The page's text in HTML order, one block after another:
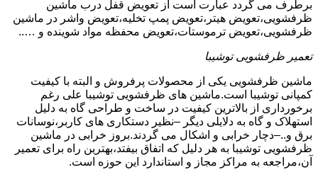
برطرف می گردد عبارت است از تعویض قفل درب ماشین
ظرفشویی،تعویض هیتر،تعویض پمپ تخلیه،تعویض واشر در ماشین
ظرفشویی،تعویض ترموستات،تعویض محفظه مواد شوینده و …..
تعمیر ظرفشویی توشیبا
ماشین ظرفشویی یکی از محصولات پرفروش و البته با کیفیت
کمپانی توشیبا است.ماشین های ظرفشویی توشیبا علی رغم
برخورداری از بالاترین کیفیت در ساخت و طراحی گاه به دلیل
استهلاک و گاه به دلایلی دیگر –نظیر دستکاری های کاربر،نوسانات
برق و..–دچار خرابی و اشکال می گردند.بروز خرابی در ماشین
ظرفشویی توشیبا به هر دلیل که اتفاق بیفتد،بهترین راه برای تعمیر
آن،مراجعه به مراکز مجاز و استاندارد این حوزه است.